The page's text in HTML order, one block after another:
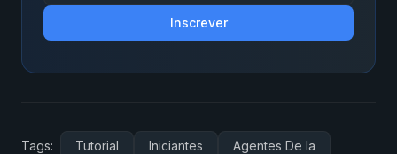
Inscrever
Tags: Tutorial Iniciantes Agentes De Ia